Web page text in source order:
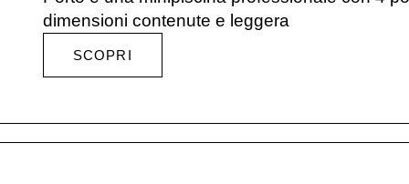
dimensioni contenute e leggera
SCOPRI